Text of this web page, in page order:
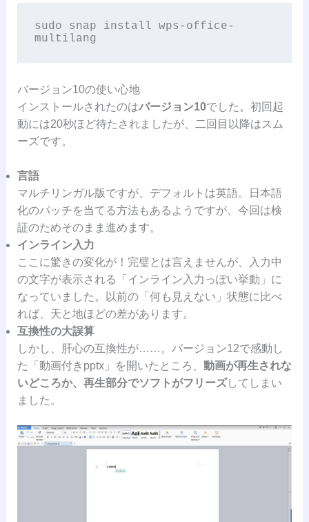
sudo snap install wps-office-
バージョン10の使い心地
インストールされたのはバージョン10でした。初回起
動には20秒ほど待たされましたが、二回目以降はスム
ーズです。
言語
マルチリンガル版ですが、デフォルトは英語。日本語
化のパッチを当てる方法もあるようですが、今回は検
証のためそのまま進めます。
インライン入力
ここに驚きの変化が！完璧とは言えませんが、入力中
の文字が表示される「インライン入力っぽい挙動」に
なっていました。以前の「何も見えない」状態に比べ
れば、天と地ほどの差があります。
互換性の大誤算
しかし、肝心の互換性が……。バージョン12で感動し
た「動画付きpptx」を開いたところ、 動画が再生されな
いどころか、再生部分でソフトがフリーズしてしまい
ました。